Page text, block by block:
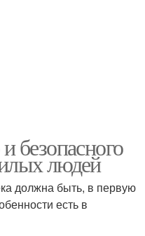
безопасного
людей
должна быть, в первую
есть в